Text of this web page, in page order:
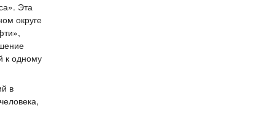
Эта
округе
к одному
в